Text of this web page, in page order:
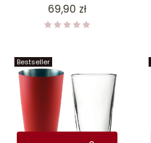
Cena
69,90 zł
Bestseller